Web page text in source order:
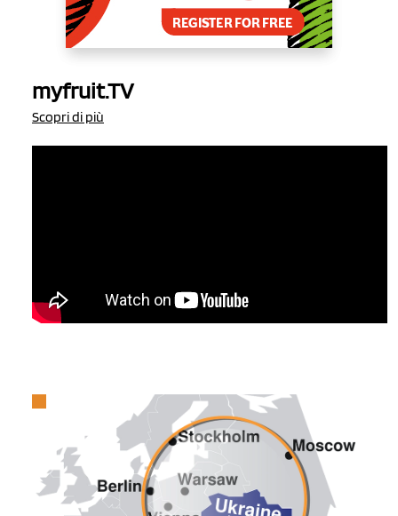
myfruit.TV
Scopri di più